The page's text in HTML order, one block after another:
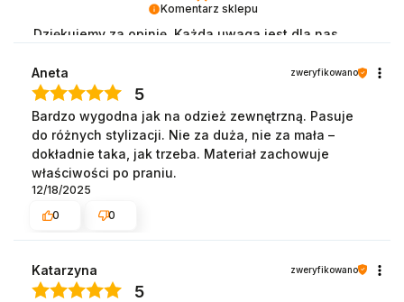
Komentarz sklepu
Dziękujemy za opinię. Każda uwaga jest dla nas
lepiej dopasowywać je do oczekiwań klientów. W
razie potrzeby zachęcamy do kontaktu z naszym
zespołem — chętnie pomożemy.
Aneta zweryfikowano
5
Bardzo wygodna jak na odzież zewnętrzną. Pasuje
do różnych stylizacji. Nie za duża, nie za mała –
dokładnie taka, jak trzeba. Materiał zachowuje
właściwości po praniu.
12/18/2025
0
0
Katarzyna zweryfikowano
5